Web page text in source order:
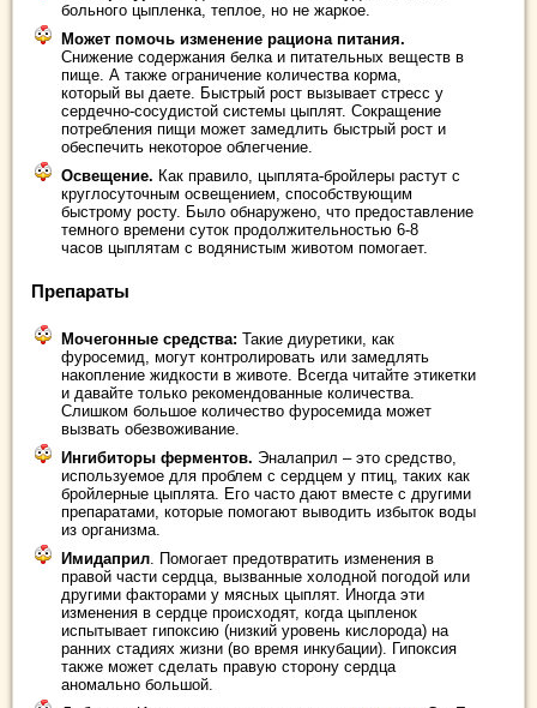
больного цыпленка, теплое, но не жаркое.
Может помочь изменение рациона питания.
Снижение содержания белка и питательных веществ в
пище. А также ограничение количества корма,
который вы даете. Быстрый рост вызывает стресс у
сердечно-сосудистой системы цыплят. Сокращение
потребления пищи может замедлить быстрый рост и
обеспечить некоторое облегчение.
Освещение. Как правило, цыплята-бройлеры растут с
круглосуточным освещением, способствующим
быстрому росту. Было обнаружено, что предоставление
темного времени суток продолжительностью 6-8
часов цыплятам с водянистым животом помогает.
Препараты
Мочегонные средства: Такие диуретики, как
фуросемид, могут контролировать или замедлять
накопление жидкости в животе. Всегда читайте этикетки
и давайте только рекомендованные количества.
Слишком большое количество фуросемида может
вызвать обезвоживание.
Ингибиторы ферментов. Эналаприл – это средство,
используемое для проблем с сердцем у птиц, таких как
бройлерные цыплята. Его часто дают вместе с другими
препаратами, которые помогают выводить избыток воды
из организма.
Имидаприл . Помогает предотвратить изменения в
правой части сердца, вызванные холодной погодой или
другими факторами у мясных цыплят. Иногда эти
изменения в сердце происходят, когда цыпленок
испытывает гипоксию (низкий уровень кислорода) на
ранних стадиях жизни (во время инкубации). Гипоксия
также может сделать правую сторону сердца
аномально большой.